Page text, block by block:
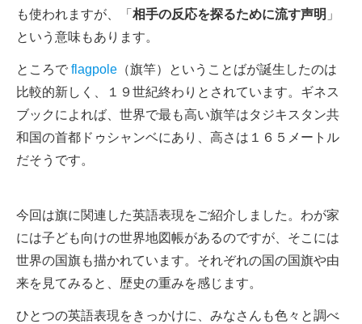
も使われますが、「 相手の反応を探るために流す声明 」
という意味もあります。
ところで flagpole （旗竿）ということばが誕生したのは
比較的新しく、１９世紀終わりとされています。ギネス
ブックによれば、世界で最も高い旗竿はタジキスタン共
和国の首都ドゥシャンベにあり、高さは１６５メートル
だそうです。
今回は旗に関連した英語表現をご紹介しました。わが家
には子ども向けの世界地図帳があるのですが、そこには
世界の国旗も描かれています。それぞれの国の国旗や由
来を見てみると、歴史の重みを感じます。
ひとつの英語表現をきっかけに、みなさんも色々と調べ